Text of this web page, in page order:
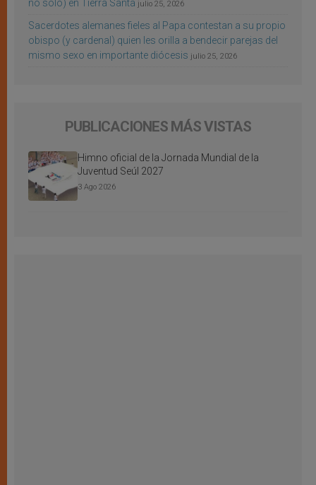
no sólo) en Tierra Santa julio 25, 2026
Sacerdotes alemanes fieles al Papa contestan a su propio
obispo (y cardenal) quien les orilla a bendecir parejas del
mismo sexo en importante diócesis julio 25, 2026
PUBLICACIONES MÁS VISTAS
Himno oficial de la Jornada Mundial de la
Juventud Seúl 2027
3 Ago 2026